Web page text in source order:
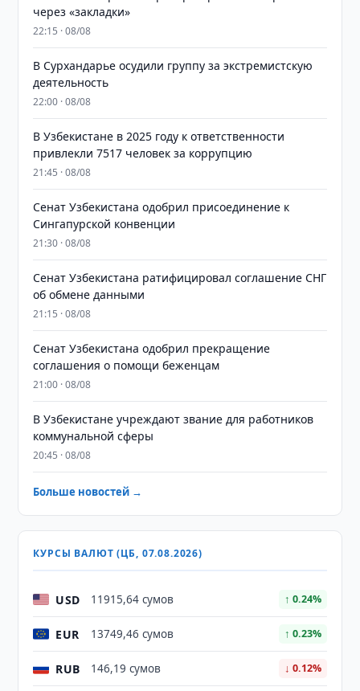
через «закладки»
22:15 · 08/08
В Сурхандарье осудили группу за экстремистскую
деятельность
22:00 · 08/08
В Узбекистане в 2025 году к ответственности
привлекли 7517 человек за коррупцию
21:45 · 08/08
Сенат Узбекистана одобрил присоединение к
Сингапурской конвенции
21:30 · 08/08
Сенат Узбекистана ратифицировал соглашение СНГ
об обмене данными
21:15 · 08/08
Сенат Узбекистана одобрил прекращение
соглашения о помощи беженцам
21:00 · 08/08
В Узбекистане учреждают звание для работников
коммунальной сферы
20:45 · 08/08
Больше новостей →
КУРСЫ ВАЛЮТ (ЦБ, 07.08.2026)
USD 11915,64 сумов ↑ 0.24%
EUR 13749,46 сумов ↑ 0.23%
RUB 146,19 сумов ↓ 0.12%